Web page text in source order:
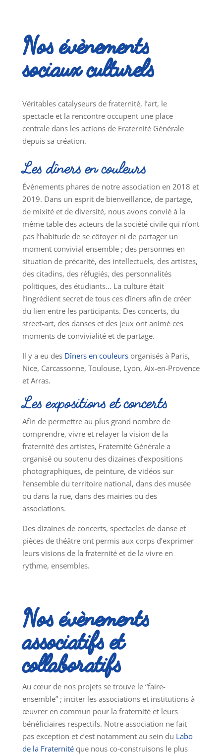
Nos évènements
sociaux culturels
Véritables catalyseurs de fraternité, l’art, le
spectacle et la rencontre occupent une place
centrale dans les actions de Fraternité Générale
depuis sa création.
Les dîners en couleurs
Événements phares de notre association en 2018 et
2019. Dans un esprit de bienveillance, de partage,
de mixité et de diversité, nous avons convié à la
même table des acteurs de la société civile qui n’ont
pas l’habitude de se côtoyer ni de partager un
moment convivial ensemble ; des personnes en
situation de précarité, des intellectuels, des artistes,
des citadins, des réfugiés, des personnalités
politiques, des étudiants… La culture était
l’ingrédient secret de tous ces dîners afin de créer
du lien entre les participants. Des concerts, du
street-art, des danses et des jeux ont animé ces
moments de convivialité et de partage.
Il y a eu des Dîners en couleursorganisés à Paris,
Nice, Carcassonne, Toulouse, Lyon, Aix-en-Provence
et Arras.
Les expositions et concerts
Afin de permettre au plus grand nombre de
comprendre, vivre et relayer la vision de la
fraternité des artistes, Fraternité Générale a
organisé ou soutenu des dizaines d’expositions
photographiques, de peinture, de vidéos sur
l’ensemble du territoire national, dans des musée
ou dans la rue, dans des mairies ou des
associations.
Des dizaines de concerts, spectacles de danse et
pièces de théâtre ont permis aux corps d’exprimer
leurs visions de la fraternité et de la vivre en
rythme, ensembles.
Nos évènements
associatifs et
collaboratifs
Au cœur de nos projets se trouve le “faire-
ensemble” ; inciter les associations et institutions à
œuvrer en commun pour la fraternité et leurs
bénéficiaires respectifs. Notre association ne fait
pas exception et c’est notamment au sein du Labo
de la Fraternitéque nous co-construisons le plus